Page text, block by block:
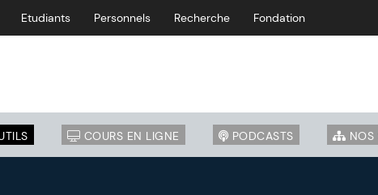
Etudiants Personnels Recherche Fondation
COURS EN LIGNE PODCASTS NOS